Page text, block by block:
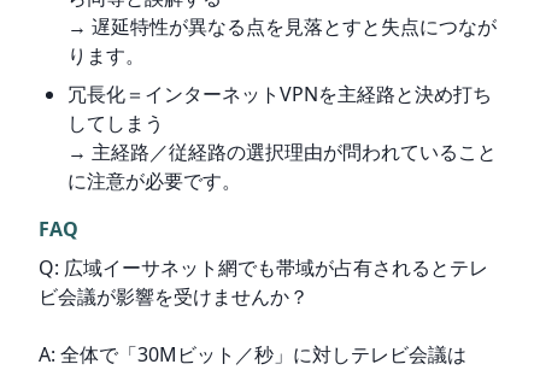
→ 遅延特性が異なる点を見落とすと失点につなが
ります。
冗長化＝インターネットVPNを主経路と決め打ち
してしまう
→ 主経路／従経路の選択理由が問われていること
に注意が必要です。
FAQ
Q: 広域イーサネット網でも帯域が占有されるとテレ
ビ会議が影響を受けませんか？
A: 全体で「30Mビット／秒」に対しテレビ会議は